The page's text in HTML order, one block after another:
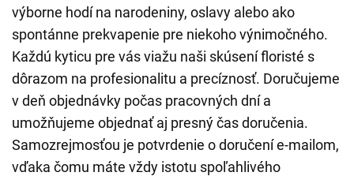
výborne hodí na narodeniny, oslavy alebo ako
spontánne prekvapenie pre niekoho výnimočného.
Každú kyticu pre vás viažu naši skúsení floristé s
dôrazom na profesionalitu a precíznosť. Doručujeme
v deň objednávky počas pracovných dní a
umožňujeme objednať aj presný čas doručenia.
Samozrejmosťou je potvrdenie o doručení e-mailom,
vďaka čomu máte vždy istotu spoľahlivého